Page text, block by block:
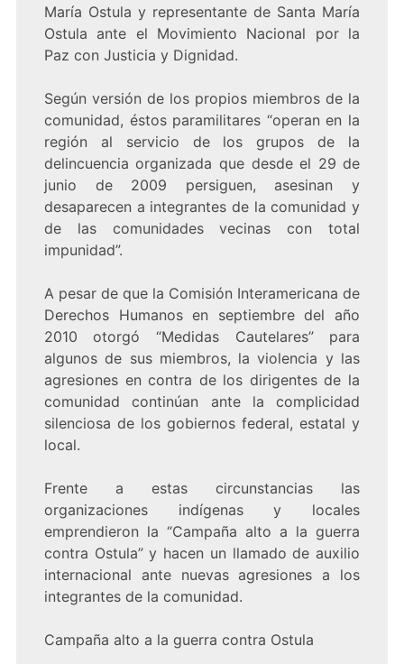
María Ostula y representante de Santa María
Ostula ante el Movimiento Nacional por la
Paz con Justicia y Dignidad.
Según versión de los propios miembros de la
comunidad, éstos paramilitares “operan en la
región al servicio de los grupos de la
delincuencia organizada que desde el 29 de
junio de 2009 persiguen, asesinan y
desaparecen a integrantes de la comunidad y
de las comunidades vecinas con total
impunidad”.
A pesar de que la Comisión Interamericana de
Derechos Humanos en septiembre del año
2010 otorgó “Medidas Cautelares” para
algunos de sus miembros, la violencia y las
agresiones en contra de los dirigentes de la
comunidad continúan ante la complicidad
silenciosa de los gobiernos federal, estatal y
local.
Frente a estas circunstancias las
organizaciones indígenas y locales
emprendieron la “Campaña alto a la guerra
contra Ostula” y hacen un llamado de auxilio
internacional ante nuevas agresiones a los
integrantes de la comunidad.
Campaña alto a la guerra contra Ostula